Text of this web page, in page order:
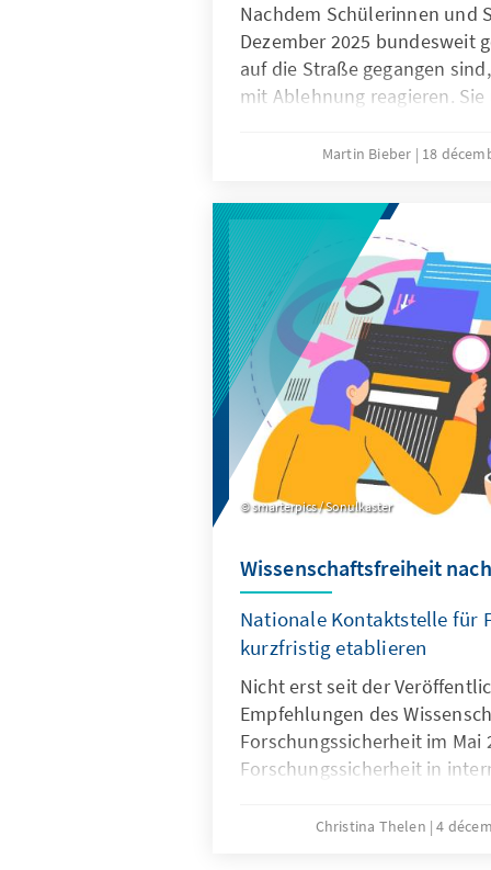
Nachdem Schülerinnen und
Dezember 2025 bundesweit
auf die Straße gegangen
mit Ablehnung reagieren.
begegnen. Nur wenn die
potenzieller
können.
Martin Bieber 18
smarterpics / Sonulkaster
Wissenschaftsfreiheit
Nationale Kontaktstelle für
kurzfristig etablieren
Nicht erst seit der
Empfehlungen des
Forschungssicherheit im Mai
Forschungssicherheit in
bis vor wenigen Jahren im
Christina Thelen 4